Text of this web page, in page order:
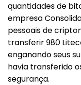
quantidades de
empresa
pessoais de
transferir 980
enganando seus
havia transferido
segurança.